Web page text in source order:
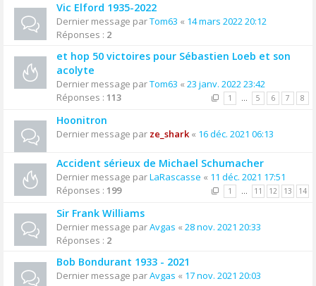
Vic Elford 1935-2022
Dernier message parTom63 « 14 mars 2022 20:12
Réponses : 2
et hop 50 victoires pour Sébastien Loeb et son
acolyte
Dernier message parTom63 « 23 janv. 2022 23:42
Réponses : 113 1 … 5 6 7 8
Hoonitron
Dernier message par ze_shark« 16 déc. 2021 06:13
Accident sérieux de Michael Schumacher
Dernier message parLaRascasse « 11 déc. 2021 17:51
Réponses : 199 1 … 11 12 13 14
Sir Frank Williams
Dernier message parAvgas « 28 nov. 2021 20:33
Réponses : 2
Bob Bondurant 1933 - 2021
Dernier message parAvgas « 17 nov. 2021 20:03